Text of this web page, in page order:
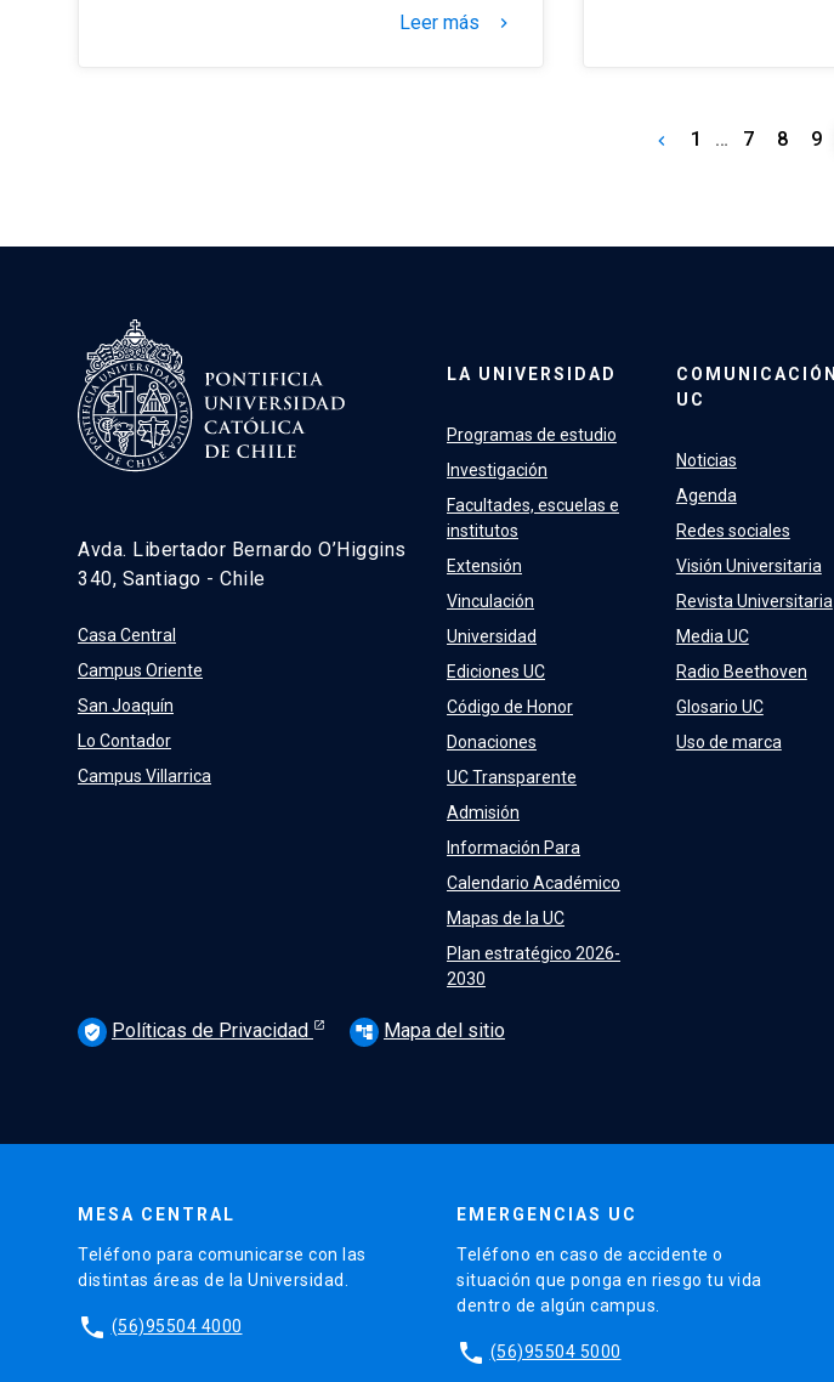
Leer más keyboard_arrow_right
keyboard_arrow_left 1 … 7 8 9
Avda. Libertador Bernardo O’Higgins
340, Santiago - Chile
Casa Central
Campus Oriente
San Joaquín
Lo Contador
Campus Villarrica
LA UNIVERSIDAD
Programas de estudio
Investigación
Facultades, escuelas e
institutos
Extensión
Vinculación
Universidad
Ediciones UC
Código de Honor
Donaciones
UC Transparente
Admisión
Información Para
Calendario Académico
Mapas de la UC
Plan estratégico 2026-
2030
COMUNICACIÓN
UC
Noticias
Agenda
Redes sociales
Visión Universitaria
Revista Universitaria
Media UC
Radio Beethoven
Glosario UC
Uso de marca
verified_user Políticas de Privacidad account_tree Mapa del sitio
MESA CENTRAL
Teléfono para comunicarse con las
distintas áreas de la Universidad.
phone (56)95504 4000
EMERGENCIAS UC
Teléfono en caso de accidente o
situación que ponga en riesgo tu vida
dentro de algún campus.
phone (56)95504 5000